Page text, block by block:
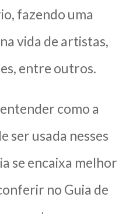
fazendo uma
vida de artistas,
entre outros.
como a
ser usada nesses
se encaixa melhor
no Guia de